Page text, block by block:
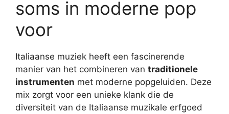
soms in moderne pop
voor
Italiaanse muziek heeft een fascinerende
manier van het combineren van traditionele
instrumenten met moderne popgeluiden. Deze
mix zorgt voor een unieke klank die de
diversiteit van de Italiaanse muzikale erfgoed